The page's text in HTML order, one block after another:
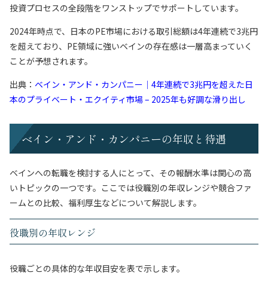
投資プロセスの全段階をワンストップでサポートしています。
2024年時点で、日本のPE市場における取引総額は4年連続で3兆円
を超えており、PE領域に強いベインの存在感は一層高まっていく
ことが予想されます。
出典： ベイン・アンド・カンパニー｜4年連続で3兆円を超えた日
本のプライベート・エクイティ市場 – 2025年も好調な滑り出し
ベイン・アンド・カンパニーの年収と待遇
ベインへの転職を検討する人にとって、その報酬水準は関心の高
いトピックの一つです。ここでは役職別の年収レンジや競合ファ
ームとの比較、福利厚生などについて解説します。
役職別の年収レンジ
役職ごとの具体的な年収目安を表で示します。